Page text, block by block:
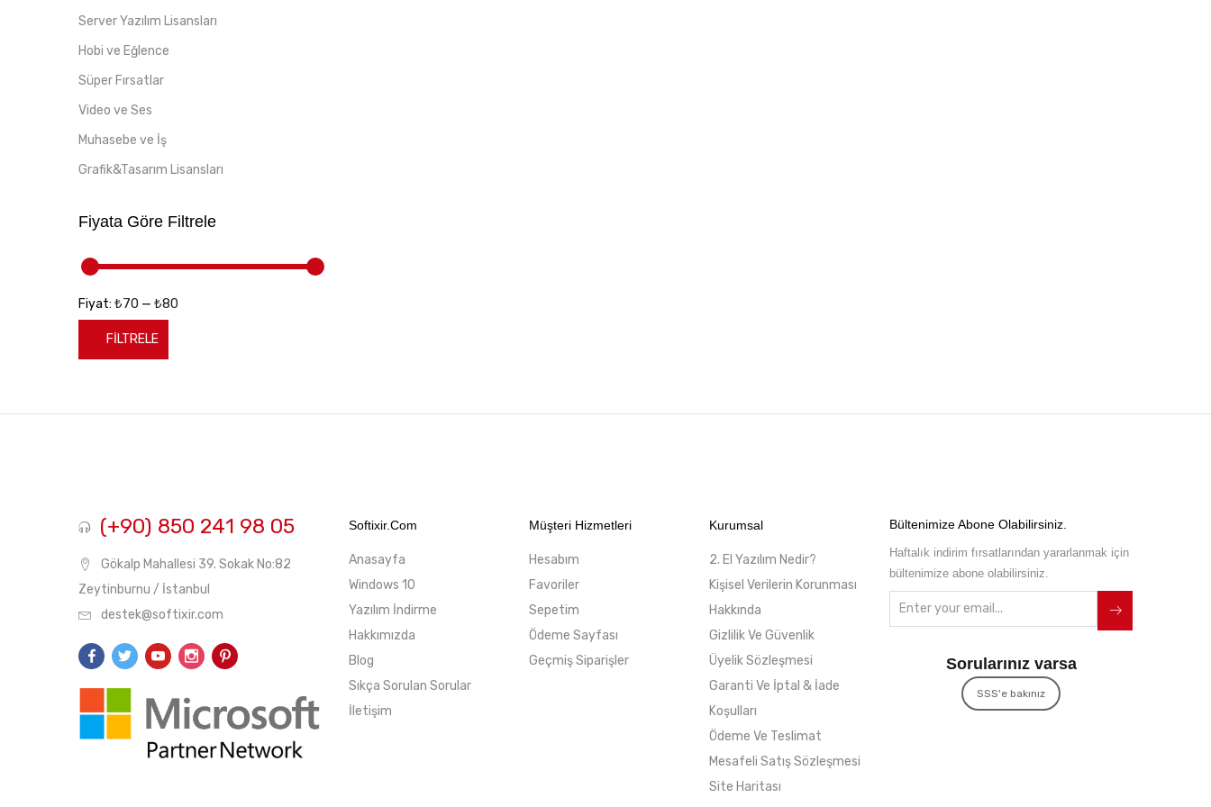
Server Yazılım Lisansları
Hobi ve Eğlence
Süper Fırsatlar
Video ve Ses
Muhasebe ve İş
Grafik&Tasarım Lisansları
Fiyata Göre Filtrele
FILTRELE
Fiyat: ₺70 — ₺80
(+90) 850 241 98 05
Gökalp Mahallesi 39. Sokak No:82
Zeytinburnu / İstanbul
destek@softixir.com
Softixir.com
Anasayfa
Windows 10
Yazılım İndirme
Hakkımızda
Blog
Sıkça Sorulan Sorular
İletişim
Müşteri Hizmetleri
Hesabım
Favoriler
Sepetim
Ödeme Sayfası
Geçmiş Siparişler
Kurumsal
2. El Yazılım Nedir?
Kişisel Verilerin Korunması
Hakkında
Gizlilik Ve Güvenlik
Üyelik Sözleşmesi
Garanti Ve İptal & İade
Koşulları
Ödeme Ve Teslimat
Mesafeli Satış Sözleşmesi
Site Haritası
Bültenimize Abone Olabilirsiniz.
Haftalık indirim fırsatlarından yararlanmak için
bültenimize abone olabilirsiniz.
Sorularınız varsa
SSS'e bakınız